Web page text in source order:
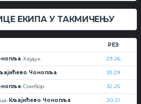
ЕКИПА У ТАКМИЧЕЊУ
РЕЗ
-Хајдук 29-26
Чонопља 33-29
-Сомбор 32-25
Кљајићево Чонопља 20-21